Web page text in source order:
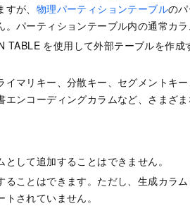
が、 物理パーティションテーブルの
。パーティションテーブル内の通常カ
TABLE を使用して外部テーブルを作
イマリキー、分散キー、セグメントキ
エンコーディングカラムなど、さまざ
して追加することはできません。
ることはできます。ただし、生成カラ
されていません。